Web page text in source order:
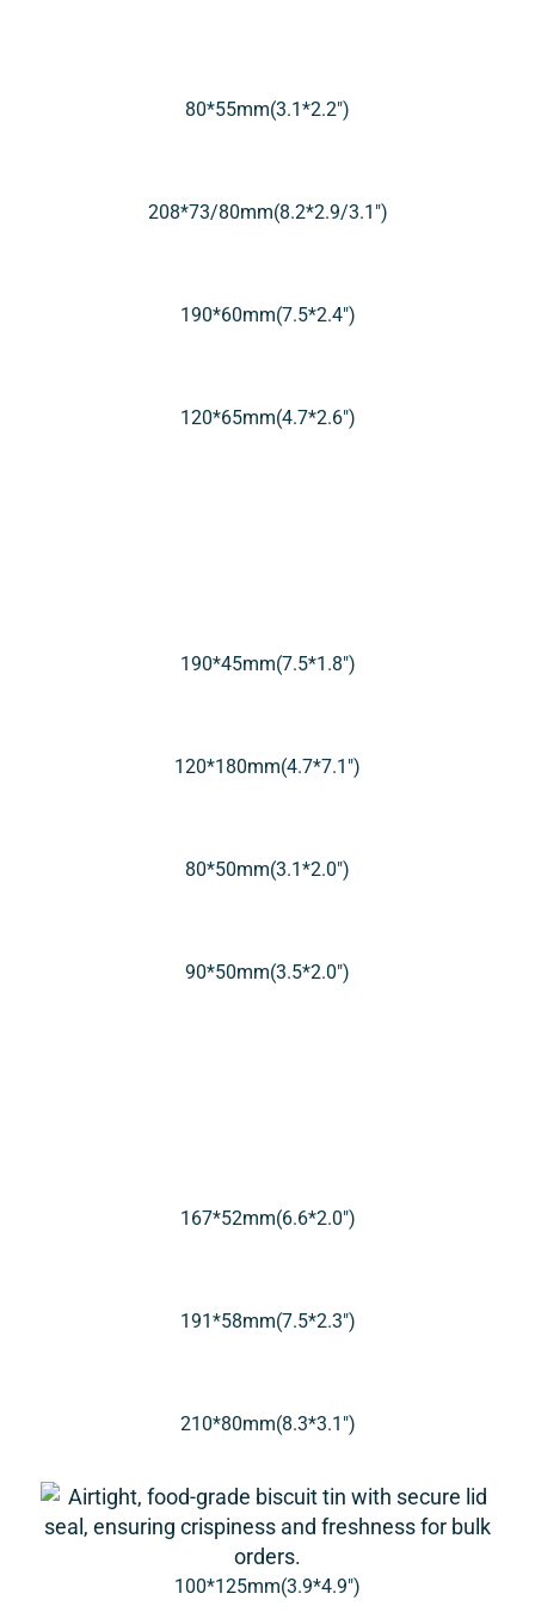
80*55mm(3.1*2.2″)
208*73/80mm(8.2*2.9/3.1″)
190*60mm(7.5*2.4″)
120*65mm(4.7*2.6″)
190*45mm(7.5*1.8″)
120*180mm(4.7*7.1″)
80*50mm(3.1*2.0″)
90*50mm(3.5*2.0″)
167*52mm(6.6*2.0″)
191*58mm(7.5*2.3″)
210*80mm(8.3*3.1″)
100*125mm(3.9*4.9″)